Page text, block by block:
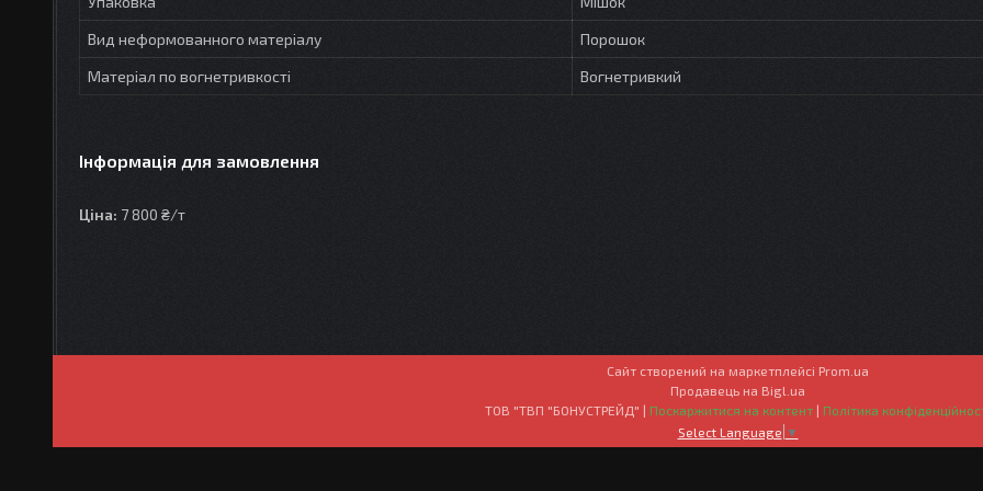
Вид неформованного матеріалу
Порошок
Матеріал по вогнетривкості
Вогнетривкий
Інформація для замовлення
Ціна: 7 800 ₴/т
Сайт створений на маркетплейсі Prom.ua
Продавець на Bigl.ua
ТОВ "ТВП "БОНУСТРЕЙД" | Поскаржитися на контент | Політика
Select Language ▼